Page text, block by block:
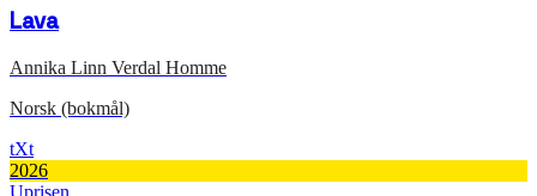
Lava
Annika Linn Verdal Homme
Norsk (bokmål)
tXt
2026
Uprisen